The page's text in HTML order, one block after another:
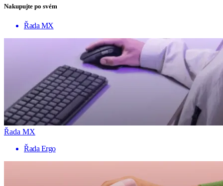
Nakupujte po svém
Řada MX
Řada MX
Řada Ergo